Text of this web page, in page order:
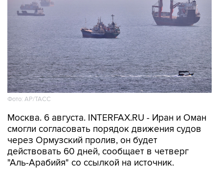
Фото: AP/ТАСС
Москва. 6 августа. INTERFAX.RU - Иран и Оман
смогли согласовать порядок движения судов
через Ормузский пролив, он будет
действовать 60 дней, сообщает в четверг
"Аль-Арабийя" со ссылкой на источник.